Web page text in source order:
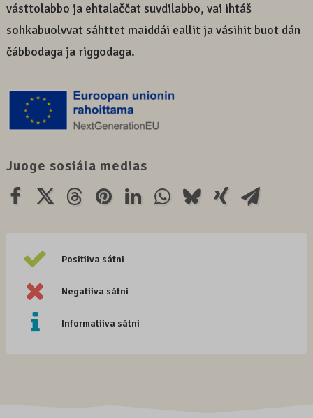
vásttolabbo ja ehtalaččat suvdilabbo, vai ihtáš
sohkabuolvvat sáhttet maiddái eallit ja vásihit buot dán
čábbodaga ja riggodaga.
Juoge sosiála medias
Positiiva sátni
Negatiiva sátni
Informatiiva sátni